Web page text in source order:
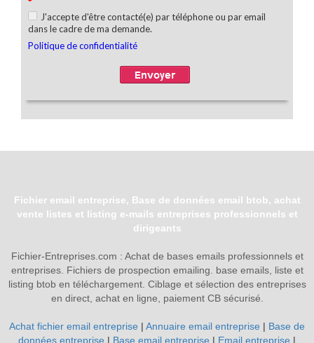
Fichier email entreprise, Base de données email btob, achat
vente listes et listing e-mails entreprises professionnels et
dirigeants
Fichier-Entreprises.com : Achat de bases emails professionnels et
entreprises. Fichiers de prospection emailing. base emails, liste et
listing btob en téléchargement. Ciblage et sélection des entreprises
en direct, achat en ligne, paiement CB sécurisé.
Achat fichier email entreprise | Annuaire email entreprise | Base de
données entreprise | Base email entreprise | Email entreprise |